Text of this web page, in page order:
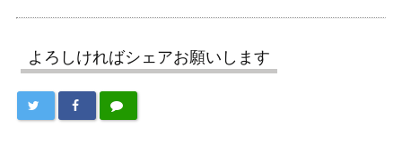
よろしければシェアお願いします